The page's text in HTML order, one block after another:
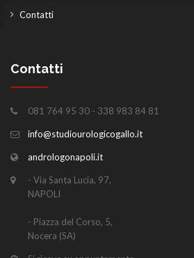
Contatti
Contatti
081 764 95 30 - 338 983 84 81
info@studiourologicogallo.it
andrologonapoli.it
- Via Santa Lucia, 97,
NAPOLI
- Piazza del Corso, 5,
Nocera (SA)